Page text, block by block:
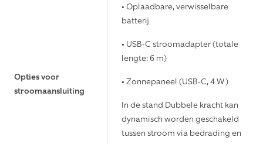
3D-bewegingsdetectie met
zones voor zicht vanuit
vogelperspectief,
personaliseerbare
Op afstand te activeren sirene